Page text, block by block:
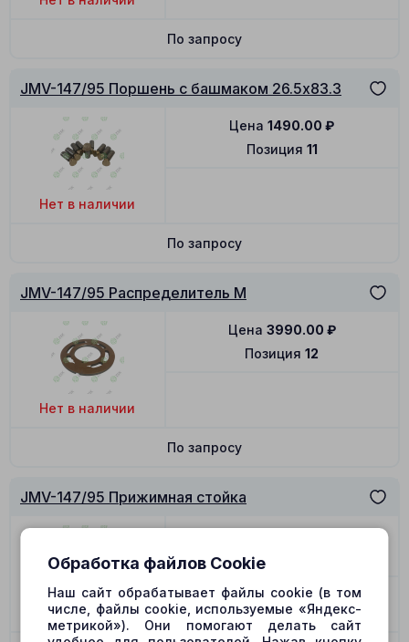
По запросу
JMV-147/95 Поршень с башмаком 26.5x83.3
Нет в наличии
Позиция 11
Цена 1490.00 ₽
По запросу
JMV-147/95 Распределитель M
Нет в наличии
Позиция 12
Цена 3990.00 ₽
По запросу
JMV-147/95 Прижимная стойка
Нет в наличии
Позиция
Обработка файлов Cookie
Наш сайт обрабатывает файлы cookie (в том
числе, файлы cookie, используемые «Яндекс-
метрикой»). Они помогают делать сайт